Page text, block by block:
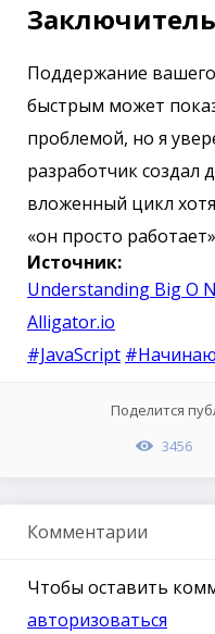
Поддержание
быстрым может
проблемой, но я
разработчик
вложенный цикл
«он просто
Источник:
Understanding Big O
Alligator.io
#JavaScript
Поделится
3456
Комментарии
Чтобы оставить
авторизоваться